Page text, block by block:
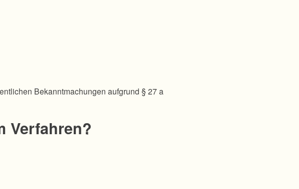
Bekanntmachungen aufgrund § 27 a
Verfahren?